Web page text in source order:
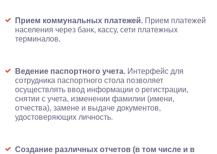
Прием коммунальных платежей. Прием платежей
населения через банк, кассу, сети платежных
терминалов.
Ведение паспортного учета. Интерфейс для
сотрудника паспортного стола позволяет
осуществлять ввод информации о регистрации,
снятии с учета, изменении фамилии (имени,
отчества), замене и выдаче документов,
удостоверяющих личность.
Создание различных отчетов (в том числе и в